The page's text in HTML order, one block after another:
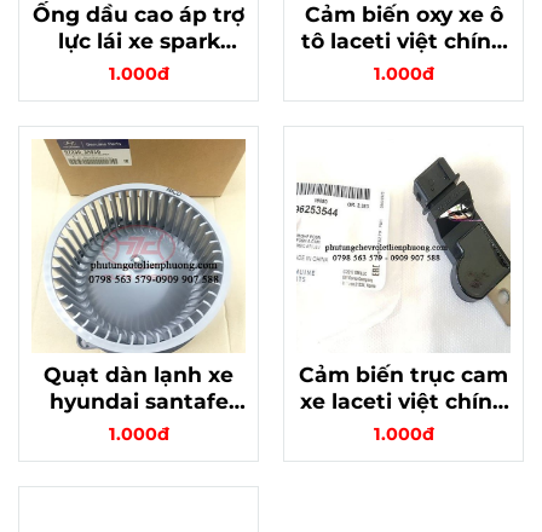
Ống dầu cao áp trợ
lực lái xe spark
m300 chính hãng
1.000đ
Cảm biến oxy xe ô
tô laceti việt chính
hãng
1.000đ
Quạt dàn lạnh xe
hyundai santafe
gold hàng xịn
1.000đ
Cảm biến trục cam
xe laceti việt chính
hãng mã 96253544
1.000đ